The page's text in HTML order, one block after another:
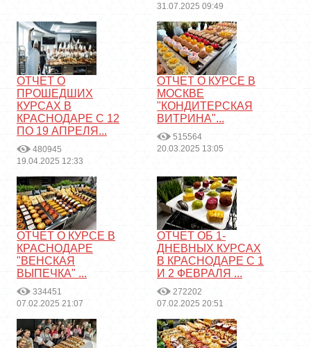
31.07.2025 09:49
ОТЧЕТ О
ПРОШЕДШИХ
КУРСАХ В
КРАСНОДАРЕ С 12
ПО 19 АПРЕЛЯ...
480945
19.04.2025 12:33
ОТЧЕТ О КУРСЕ В
МОСКВЕ
"КОНДИТЕРСКАЯ
ВИТРИНА"...
515564
20.03.2025 13:05
ОТЧЕТ О КУРСЕ В
КРАСНОДАРЕ
"ВЕНСКАЯ
ВЫПЕЧКА" ...
334451
07.02.2025 21:07
ОТЧЕТ ОБ 1-
ДНЕВНЫХ КУРСАХ
В КРАСНОДАРЕ С 1
И 2 ФЕВРАЛЯ ...
272202
07.02.2025 20:51